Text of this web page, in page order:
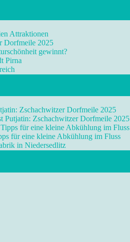
Attraktionen
Dorfmeile 2025
gewinnt?
Pirna
Zschachwitzer Dorfmeile 2025
Putjatin: Zschachwitzer Dorfmeile 2025
für eine kleine Abkühlung im Fluss
für eine kleine Abkühlung im Fluss
in Niedersedlitz